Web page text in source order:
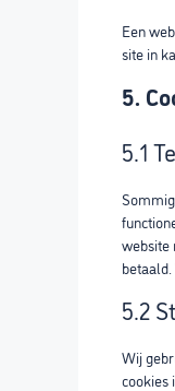
Een
site in
5.
5.1
website
5.2
Wij
cookies